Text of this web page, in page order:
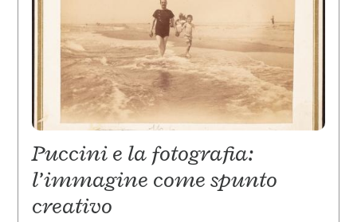
Puccini e la fotografia:
l’immagine come spunto
creativo